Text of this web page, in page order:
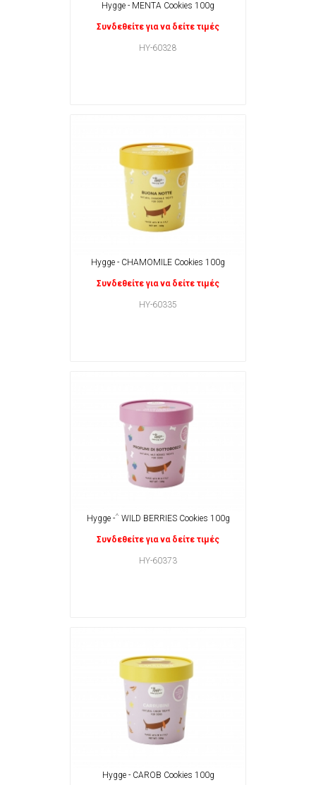
Hygge - MENTA Cookies 100g
Συνδεθείτε για να δείτε τιμές
HY-60328
Hygge - CHAMOMILE Cookies 100g
Συνδεθείτε για να δείτε τιμές
HY-60335
Hygge -΅ WILD BERRIES Cookies 100g
Συνδεθείτε για να δείτε τιμές
HY-60373
Hygge - CAROB Cookies 100g